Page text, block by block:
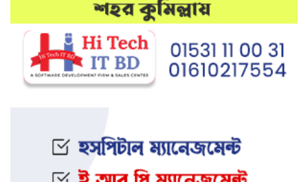
মেলান্দহে উপবৃত্তি কেলেঙ্কারি:
অভিভাবকের জায়গায় শিক্ষকের ব্যাংক
হিসাব
দেশে আবারও উদ্ধার হলো ভয়ংকর
মাদক: ক্রিস্টাল মেথ ও এলএসডি
ইফতার অনুষ্ঠানকে কেন্দ্র করে বিএনপি–
জামায়াত সংঘর্ষ: আহত ৮